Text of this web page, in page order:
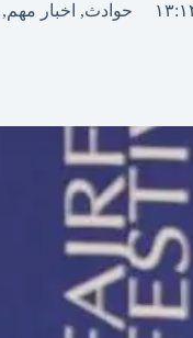
حوادث, اخبار مهم,